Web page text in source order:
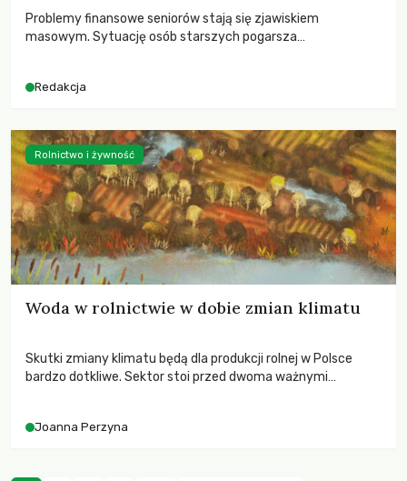
Problemy finansowe seniorów stają się zjawiskiem
masowym. Sytuację osób starszych pogarsza
Redakcja
Woda w rolnictwie w dobie zmian klimatu
Skutki zmiany klimatu będą dla produkcji rolnej w Polsce
bardzo dotkliwe. Sektor stoi przed dwoma ważnymi
zachodzących zmian klimatycznych. Wymagać to będzie
Joanna Perzyna
Rolnictwo i żywność